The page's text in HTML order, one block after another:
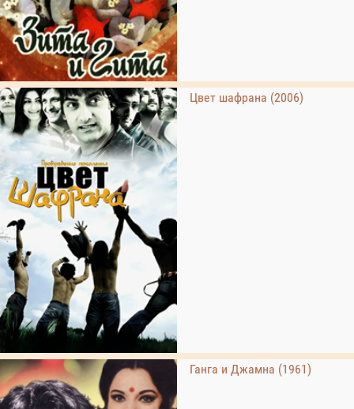
Цвет шафрана (2006)
Ганга и Джамна (1961)